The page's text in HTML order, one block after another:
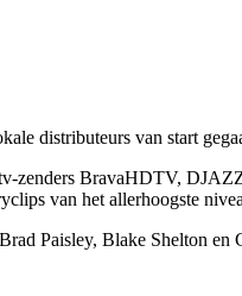
distributeurs van start
zenders BravaHDTV,
van het allerhoogste
Paisley, Blake Shelton